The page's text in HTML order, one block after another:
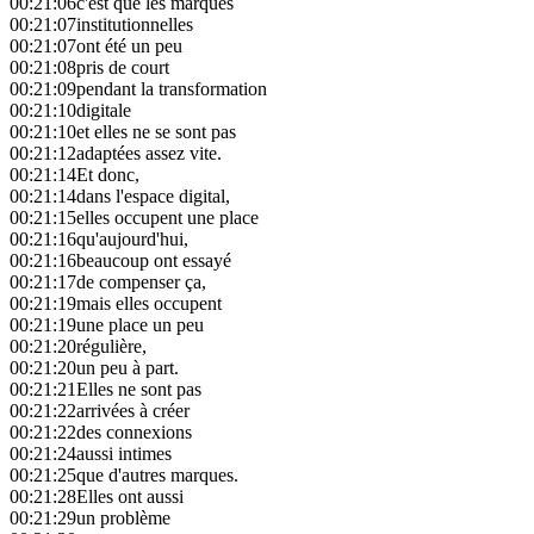
00:21:07institutionnelles
00:21:07ont été un peu
00:21:08pris de court
00:21:09pendant la transformation
00:21:10digitale
00:21:10et elles ne se sont pas
00:21:12adaptées assez vite.
00:21:14Et donc,
00:21:14dans l'espace digital,
00:21:15elles occupent une place
00:21:16qu'aujourd'hui,
00:21:16beaucoup ont essayé
00:21:17de compenser ça,
00:21:19mais elles occupent
00:21:19une place un peu
00:21:20régulière,
00:21:20un peu à part.
00:21:21Elles ne sont pas
00:21:22arrivées à créer
00:21:22des connexions
00:21:24aussi intimes
00:21:25que d'autres marques.
00:21:28Elles ont aussi
00:21:29un problème